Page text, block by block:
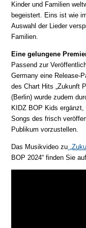
Kinder und Familien
begeistert. Eins ist wie
Auswahl der Lieder
Familien.
Eine gelungene
Passend zur
Germany eine Release-
des Chart Hits „Zukunft
(Berlin) wurde zudem
KIDZ BOP Kids
Songs des frisch
Publikum vorzustellen.
Das Musikvideo zu
BOP 2024“ finden Sie